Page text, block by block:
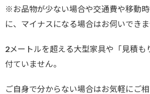
※お品物が少ない場合や交通費や移動
に、マイナスになる場合はお伺いできま
2メートルを超える大型家具や「見積も
付ていません。
ご自身で分からない場合はお気軽にご